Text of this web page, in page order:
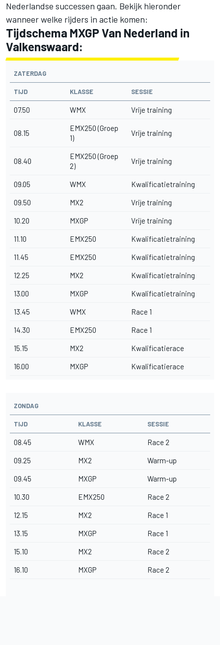
Nederlandse successen gaan. Bekijk hieronder
wanneer welke rijders in actie komen:
Tijdschema MXGP Van Nederland in
Valkenswaard:
ZATERDAG
TIJD KLASSE SESSIE
07.50 WMX Vrije training
08.15
EMX250 (Groep
1)
Vrije training
08.40
EMX250 (Groep
2)
Vrije training
09.05 WMX Kwalificatietraining
09.50 MX2 Vrije training
10.20 MXGP Vrije training
11.10 EMX250 Kwalificatietraining
11.45 EMX250 Kwalificatietraining
12.25 MX2 Kwalificatietraining
13.00 MXGP Kwalificatietraining
13.45 WMX Race 1
14.30 EMX250 Race 1
15.15 MX2 Kwalificatierace
16.00 MXGP Kwalificatierace
ZONDAG
TIJD KLASSE SESSIE
08.45 WMX Race 2
09.25 MX2 Warm-up
09.45 MXGP Warm-up
10.30 EMX250 Race 2
12.15 MX2 Race 1
13.15 MXGP Race 1
15.10 MX2 Race 2
16.10 MXGP Race 2